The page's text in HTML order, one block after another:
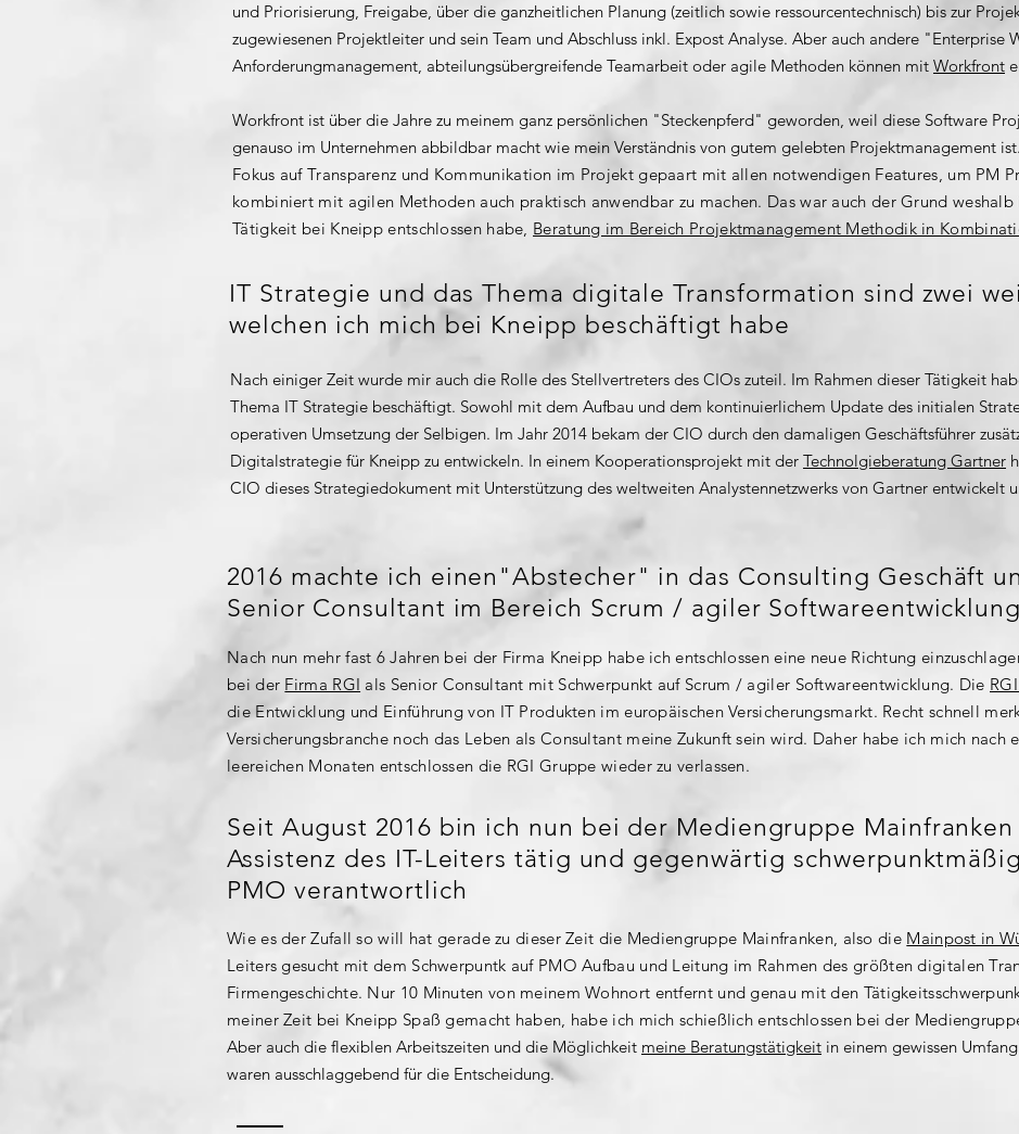
und Priorisierung, Freigabe, über die ganzheitlichen Planung (zeitlich sowie ressourcentechnisch) bis zur
zugewiesenen Projektleiter und sein Team und Abschluss inkl. Expost Analyse. Aber auch andere "Enterprise
Anforderungmanagement, abteilungsübergreifende Teamarbeit oder agile Methoden können mit Workfront
Workfront ist über die Jahre zu meinem ganz persönlichen "Steckenpferd" geworden, weil diese Software
genauso im Unternehmen abbildbar macht wie mein Verständnis von gutem gelebten Projektmanagement ist.
Fokus auf Transparenz und Kommunikation im Projekt gepaart mit allen notwendigen Features, um PM
kombiniert mit agilen Methoden auch praktisch anwendbar zu machen. Das war auch der Grund
Tätigkeit bei Kneipp entschlossen habe, Beratung im Bereich Projektmanagement Methodik in
IT Strategie und das Thema digitale Transformation sind zwei
welchen ich mich bei Kneipp beschäftigt habe
Nach einiger Zeit wurde mir auch die Rolle des Stellvertreters des CIOs zuteil. Im Rahmen dieser Tätigkeit
Thema IT Strategie beschäftigt. Sowohl mit dem Aufbau und dem kontinuierlichem Update des initialen
operativen Umsetzung der Selbigen. Im Jahr 2014 bekam der CIO durch den damaligen Geschäftsführer
Digitalstrategie für Kneipp zu entwickeln. In einem Kooperationsprojekt mit der Technolgieberatung Gartner
CIO dieses Strategiedokument mit Unterstützung des weltweiten Analystennetzwerks von Gartner entwickelt
2016 machte ich einen"Abstecher" in das Consulting Geschäft
Senior Consultant im Bereich Scrum / agiler Softwareentwicklung
Nach nun mehr fast 6 Jahren bei der Firma Kneipp habe ich entschlossen eine neue Richtung
bei der Firma RGI als Senior Consultant mit Schwerpunkt auf Scrum / agiler Softwareentwicklung. Die
die Entwicklung und Einführung von IT Produkten im europäischen Versicherungsmarkt. Recht schnell
Versicherungsbranche noch das Leben als Consultant meine Zukunft sein wird. Daher habe ich mich nach
leereichen Monaten entschlossen die RGI Gruppe wieder zu verlassen.
Seit August 2016 bin ich nun bei der Mediengruppe Mainfranken
Assistenz des IT-Leiters tätig und gegenwärtig
PMO verantwortlich
Wie es der Zufall so will hat gerade zu dieser Zeit die Mediengruppe Mainfranken, also die Mainpost in
Leiters gesucht mit dem Schwerpuntk auf PMO Aufbau und Leitung im Rahmen des größten digitalen
Firmengeschichte. Nur 10 Minuten von meinem Wohnort entfernt und genau mit den
meiner Zeit bei Kneipp Spaß gemacht haben, habe ich mich schießlich entschlossen bei der
Aber auch die flexiblen Arbeitszeiten und die Möglichkeit meine Beratungstätigkeit in einem gewissen
waren ausschlaggebend für die Entscheidung.